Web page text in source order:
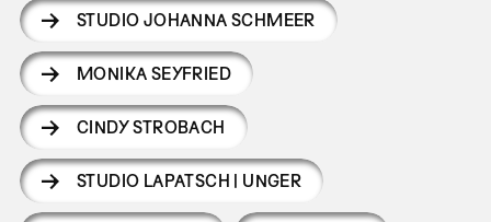
STUDIO JOHANNA SCHMEER
MONIKA SEYFRIED
CINDY STROBACH
STUDIO LAPATSCH | UNGER